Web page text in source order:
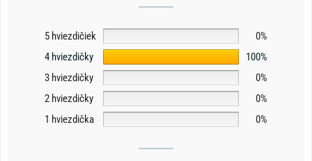
5 hviezdičiek
0%
4 hviezdičky
100%
3 hviezdičky
0%
2 hviezdičky
0%
1 hviezdička
0%